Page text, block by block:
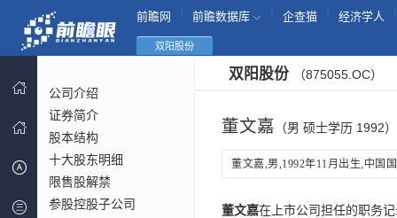
前瞻网 前瞻数据库 企查猫 经济学人
双阳股份
公司介绍
证券简介
股本结构
十大股东明细
限售股解禁
参股控股子公司
双阳股份 （875055.OC）
董文嘉 （男 硕士学历 1992）
董文嘉,男,1992年11月出生,中国
董文嘉在上市公司担任的职务